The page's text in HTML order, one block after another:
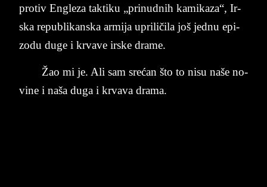
pro­tiv En­gle­za tak­ti­ku „pri­nud­nih ka­mi­ka­za“, Ir­
ska re­pu­bli­kan­ska ar­mi­ja upri­ličila još jed­nu epi­
zo­du duge i kr­va­ve ir­ske dra­me.
Žao mi je. Ali sam srećan što to nisu naše no­
vi­ne i naša duga i kr­va­va dra­ma.